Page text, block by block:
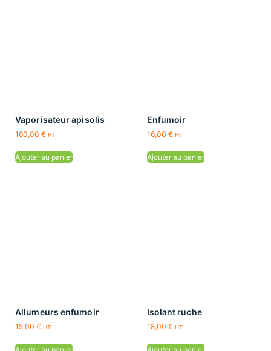
Vaporisateur apisolis
160,00 € HT
Ajouter au panier
Enfumoir
16,00 € HT
Ajouter au panier
Allumeurs enfumoir
15,00 € HT
Isolant ruche
18,00 € HT